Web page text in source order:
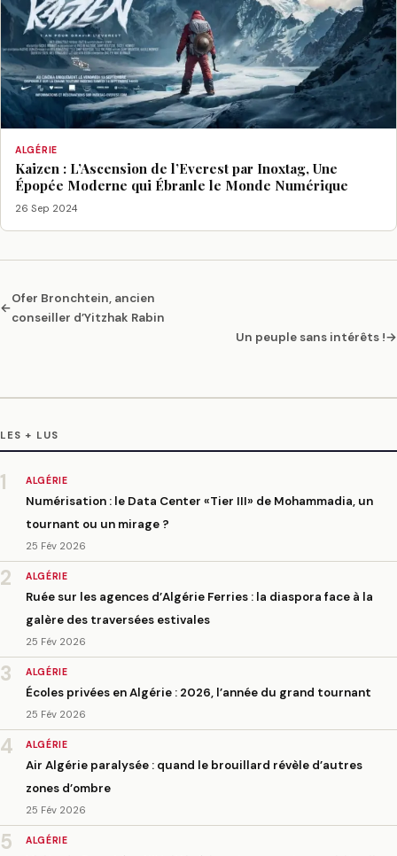
ALGÉRIE
Kaizen : L’Ascension de l’Everest par Inoxtag, Une
Épopée Moderne qui Ébranle le Monde Numérique
26 Sep 2024
←
Ofer Bronchtein, ancien
conseiller d’Yitzhak Rabin
Un peuple sans intérêts !→
LES + LUS
1 ALGÉRIE
Numérisation : le Data Center «Tier III» de Mohammadia, un
tournant ou un mirage ?
25 Fév 2026
2 ALGÉRIE
Ruée sur les agences d’Algérie Ferries : la diaspora face à la
galère des traversées estivales
25 Fév 2026
3 ALGÉRIE
Écoles privées en Algérie : 2026, l’année du grand tournant
25 Fév 2026
4 ALGÉRIE
Air Algérie paralysée : quand le brouillard révèle d’autres
zones d’ombre
25 Fév 2026
5 ALGÉRIE